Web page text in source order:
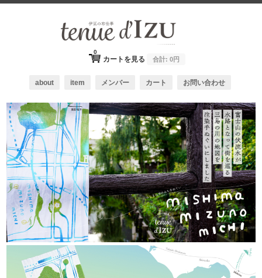
カートを見る
0
合計: 0円
about item メンバー カート お問い合わせ